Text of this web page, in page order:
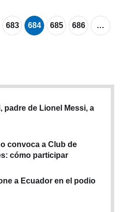
683 684 685 686 …
padre de Lionel Messi, a
convoca a Club de
cómo participar
a Ecuador en el podio